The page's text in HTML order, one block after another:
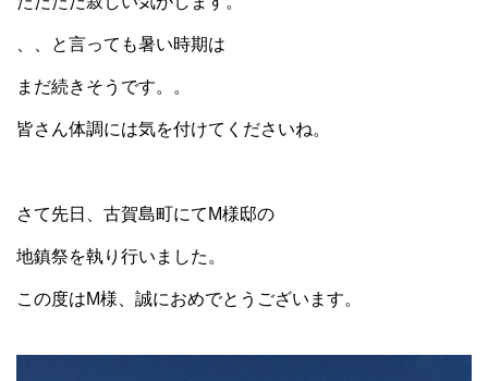
、、と言っても暑い時期は
まだ続きそうです。。
皆さん体調には気を付けてくださいね。
さて先日、古賀島町にてM様邸の
地鎮祭を執り行いました。
この度はM様、誠におめでとうございます。